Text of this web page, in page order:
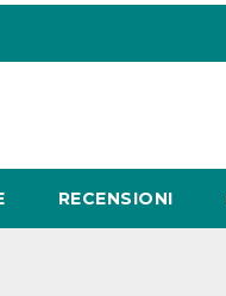
RECENSIONI